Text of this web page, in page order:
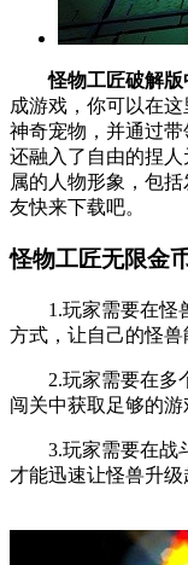
怪物工匠破解
成游戏，你可以在
神奇宠物，并通过
还融入了自由的捏
属的人物形象，包
友快来下载吧。
怪物工匠无限金
1.玩家需要在怪兽
方式，让自己的怪兽
2.玩家需要在多个
闯关中获取足够的游
3.玩家需要在战斗
才能迅速让怪兽升级